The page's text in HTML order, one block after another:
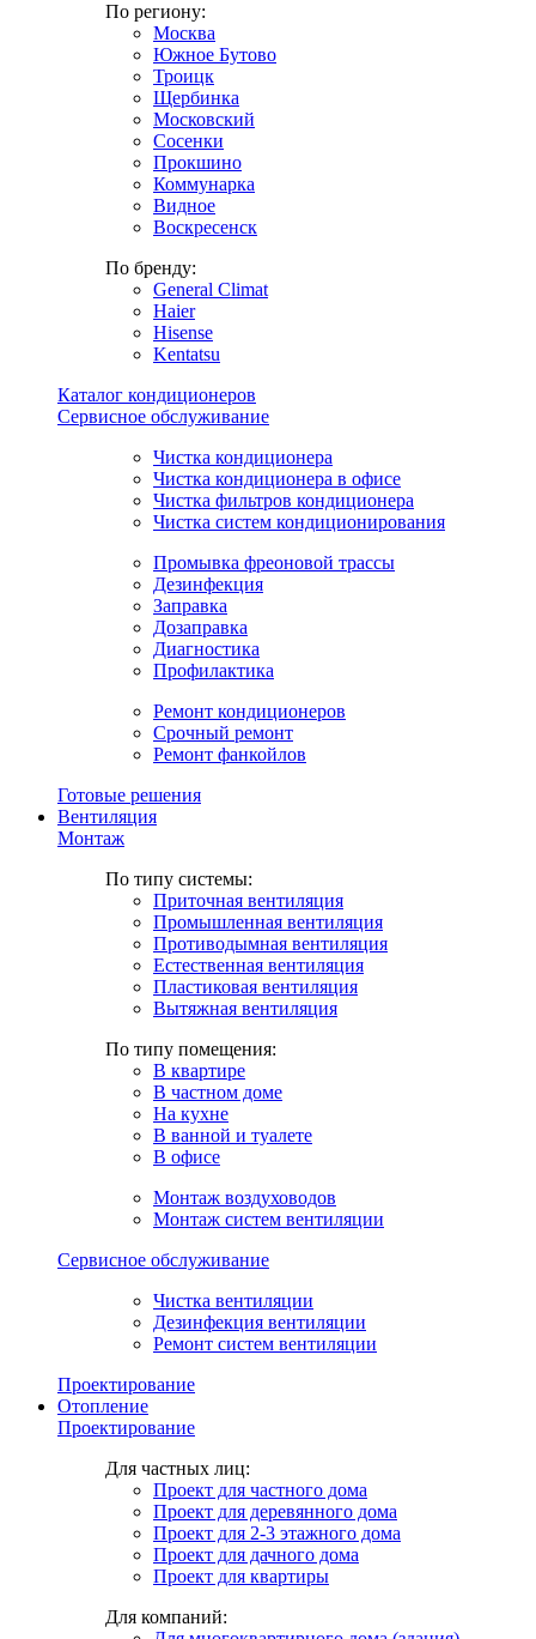
По региону:
Москва
Южное Бутово
Троицк
Щербинка
Московский
Сосенки
Прокшино
Коммунарка
Видное
Воскресенск
По бренду:
General Climat
Haier
Hisense
Kentatsu
Каталог кондиционеров
Сервисное обслуживание
Чистка кондиционера
Чистка кондиционера в офисе
Чистка фильтров кондиционера
Чистка систем кондиционирования
Промывка фреоновой трассы
Дезинфекция
Заправка
Дозаправка
Диагностика
Профилактика
Ремонт кондиционеров
Срочный ремонт
Ремонт фанкойлов
Готовые решения
Вентиляция
Монтаж
По типу системы:
Приточная вентиляция
Промышленная вентиляция
Противодымная вентиляция
Естественная вентиляция
Пластиковая вентиляция
Вытяжная вентиляция
По типу помещения:
В квартире
В частном доме
На кухне
В ванной и туалете
В офисе
Монтаж воздуховодов
Монтаж систем вентиляции
Сервисное обслуживание
Чистка вентиляции
Дезинфекция вентиляции
Ремонт систем вентиляции
Проектирование
Отопление
Проектирование
Для частных лиц:
Проект для частного дома
Проект для деревянного дома
Проект для 2-3 этажного дома
Проект для дачного дома
Проект для квартиры
Для компаний: